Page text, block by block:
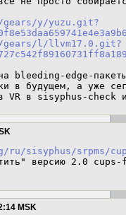
y/yuzu.git?
l/llvm17.0.git?
bleeding-edge-
в будущем, а уже
VR в sisyphus-check
sisyphus/srpms/
версию 2.0
MSK